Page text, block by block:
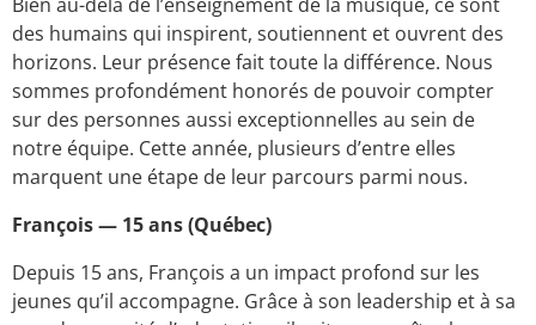
des humains qui inspirent, soutiennent et ouvrent des
horizons. Leur présence fait toute la différence. Nous
sommes profondément honorés de pouvoir compter
sur des personnes aussi exceptionnelles au sein de
notre équipe. Cette année, plusieurs d’entre elles
marquent une étape de leur parcours parmi nous.
François — 15 ans (Québec)
Depuis 15 ans, François a un impact profond sur les
jeunes qu’il accompagne. Grâce à son leadership et à sa